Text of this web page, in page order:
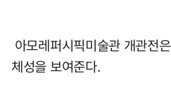
아모레퍼시픽미술관 개관전
체성을 보여준다.